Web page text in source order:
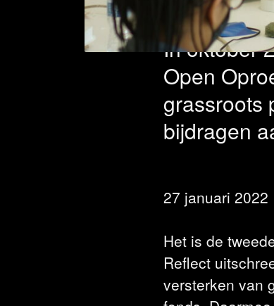
In oktober
Open
grassroots
bijdragen
27 januari 2022
Het is de
Reflect
versterken van